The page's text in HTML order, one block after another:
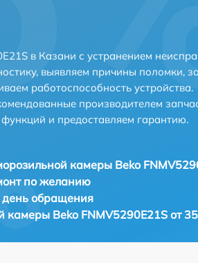
в Казани с устранением
выявляем причины поломки,
работоспособность устройства.
производителем
и предоставляем гарантию.
камеры Beko
по желанию
день обращения
камеры Beko FNMV5290E21S от